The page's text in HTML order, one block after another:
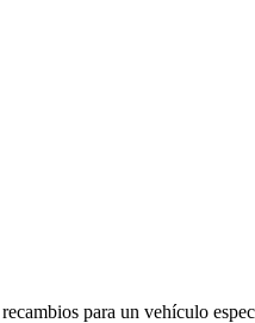
para un vehículo